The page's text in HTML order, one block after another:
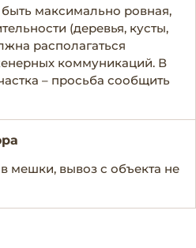
максимально ровная,
(деревья, кусты,
располагаться
коммуникаций. В
– просьба сообщить
мешки, вывоз с объекта не